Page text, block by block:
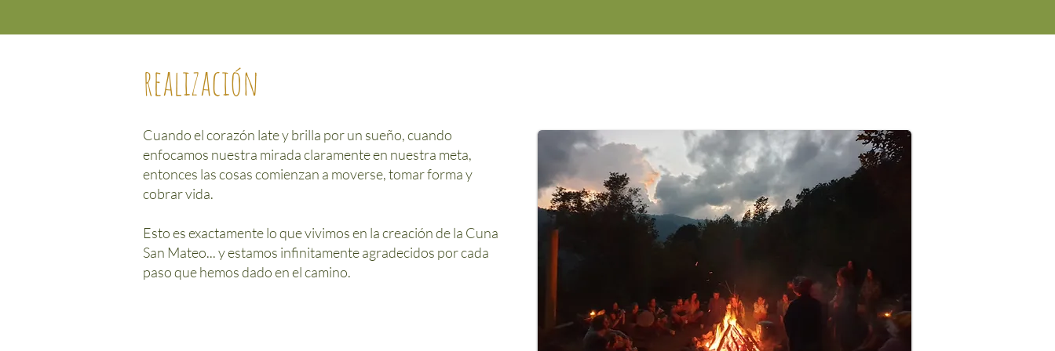
realización
Cuando el corazón late y brilla por un sueño, cuando
enfocamos nuestra mirada claramente en nuestra meta,
entonces las cosas comienzan a moverse, tomar forma y
cobrar vida.
Esto es exactamente lo que vivimos en la creación de la Cuna
San Mateo... y estamos infinitamente agradecidos por cada
paso que hemos dado en el camino.